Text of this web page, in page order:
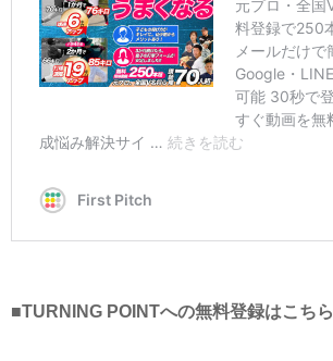
■TURNING POINTへの無料登録はこちら